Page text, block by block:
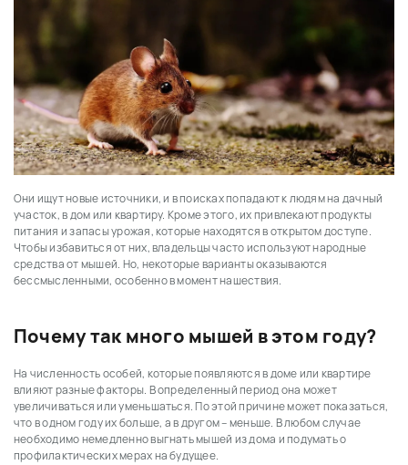
Они ищут новые источники, и в поисках попадают к людям на дачный
участок, в дом или квартиру. Кроме этого, их привлекают продукты
питания и запасы урожая, которые находятся в открытом доступе.
Чтобы избавиться от них, владельцы часто используют народные
средства от мышей. Но, некоторые варианты оказываются
бессмысленными, особенно в момент нашествия.
Почему так много мышей в этом году?
На численность особей, которые появляются в доме или квартире
влияют разные факторы. В определенный период она может
увеличиваться или уменьшаться. По этой причине может показаться,
что в одном году их больше, а в другом – меньше. В любом случае
необходимо немедленно выгнать мышей из дома и подумать о
профилактических мерах на будущее.